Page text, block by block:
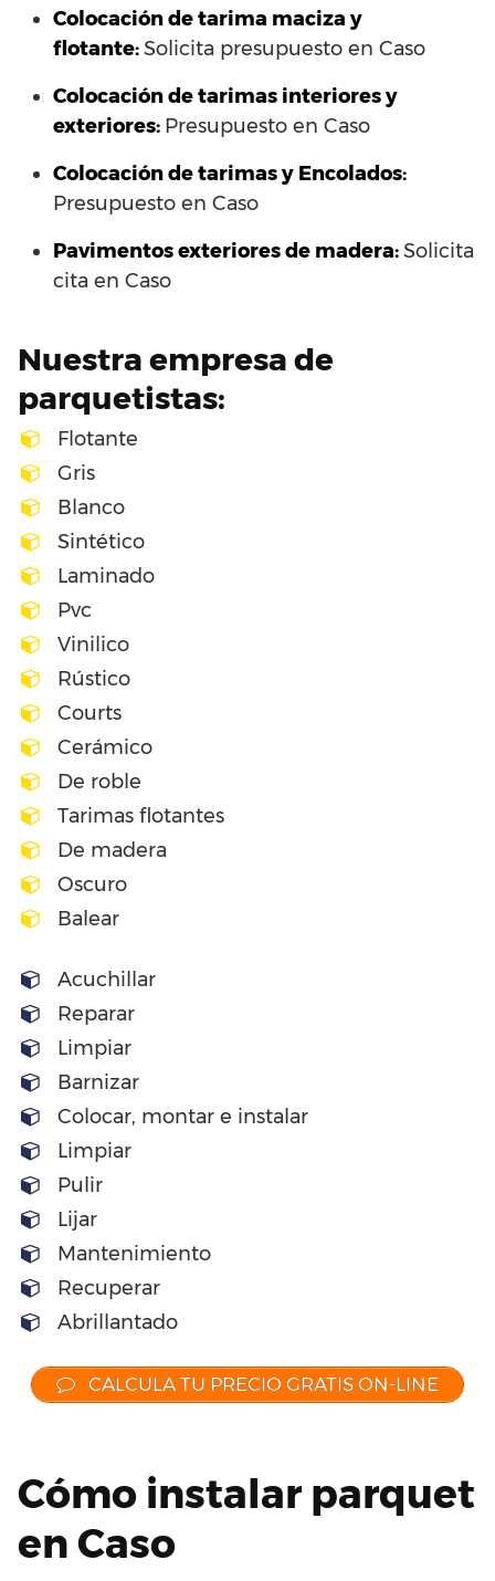
Colocación de tarima maciza y
flotante:Solicita presupuesto en Caso
Colocación de tarimas interiores y
exteriores: Presupuesto en Caso
Colocación de tarimas y Encolados:
Presupuesto en Caso
Pavimentos exteriores de madera:Solicita
cita en Caso
Nuestra empresa de
parquetistas:
Flotante
Gris
Blanco
Sintético
Laminado
Pvc
Vinilico
Rústico
Courts
Cerámico
De roble
Tarimas flotantes
De madera
Oscuro
Balear
Acuchillar
Reparar
Limpiar
Barnizar
Colocar, montar e instalar
Limpiar
Pulir
Lijar
Mantenimiento
Recuperar
Abrillantado
CALCULA TU PRECIO GRATIS ON-LINE
Cómo instalar parquet
en Caso